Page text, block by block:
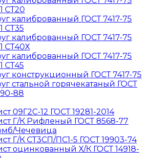
СТ20
калиброванный ГОСТ 7417-75
СТ35
калиброванный ГОСТ 7417-75
СТ40Х
калиброванный ГОСТ 7417-75
СТ45
конструкционный ГОСТ 7417-75
стальной горячекатаный ГОСТ
88
09Г2С-12 ГОСТ 19281-2014
Г/К Рифленый ГОСТ 8568-77
Чечевица
Г/К СТ3СП/ПС1-5 ГОСТ 19903-74
оцинкованный Х/К ГОСТ 14918-